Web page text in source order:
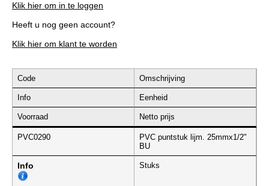
Klik hier om in te loggen
Heeft u nog geen account?
Klik hier om klant te worden
Code Omschrijving
Info Eenheid
Voorraad Netto prijs
PVC0290
PVC puntstuk lijm. 25mmx1/2"
BU
Info Stuks